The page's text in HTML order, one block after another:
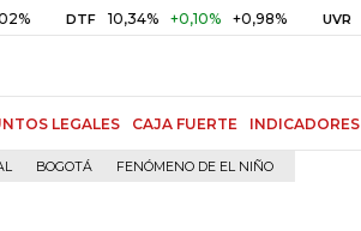
DTF 10,34% +0,10% +0,98% UVR $ 416,86
LEGALES CAJA FUERTE INDICADORES
BOGOTÁ FENÓMENO DE EL NIÑO